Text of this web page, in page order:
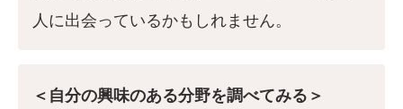
人に出会っているかもしれません。
＜自分の興味のある分野を調べてみる＞